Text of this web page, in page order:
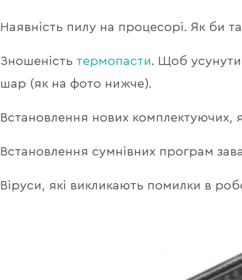
Наявність пилу на процесорі. Як би
Зношеність термопасти . Щоб
шар (як на фото нижче).
Встановлення нових комплектуючих,
Встановлення сумнівних програм
Віруси, які викликають помилки в